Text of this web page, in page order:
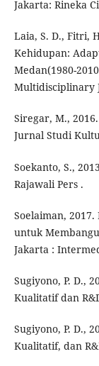
Jakarta: Rineka
Laia, S. D., Fitri,
Kehidupan:
Medan(1980-
Multidisciplinary
Siregar, M.,
Jurnal Studi
Soekanto, S.,
Rajawali Pers .
Soelaiman,
untuk
Jakarta :
Sugiyono, P. D.,
Kualitatif dan
Sugiyono, P. D.,
Kualitatif, dan